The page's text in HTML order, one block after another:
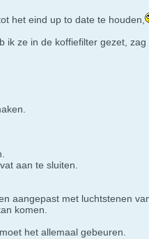
het eind up to date te houden,
ze in de koffiefilter gezet,
aan te sluiten.
aangepast met luchtstenen
komen.
het allemaal gebeuren.